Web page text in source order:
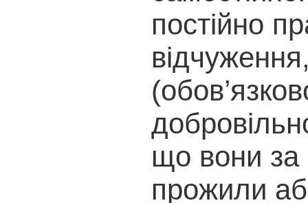
постійно
що вони за
прожили